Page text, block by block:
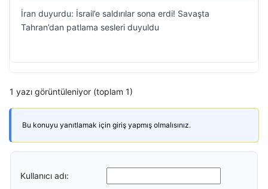
İran duyurdu: İsrail’e saldırılar sona erdi! Savaşta
Tahran’dan patlama sesleri duyuldu
1 yazı görüntüleniyor (toplam 1)
Bu konuyu yanıtlamak için giriş yapmış olmalısınız.
Kullanıcı adı: